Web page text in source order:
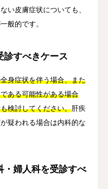
い皮膚症状についても、
般的です。
診すべきケース
身症状を伴う場合、また
ある可能性がある場合
検討してください。肝疾
疑われる場合は内科的な
・婦人科を受診すべ